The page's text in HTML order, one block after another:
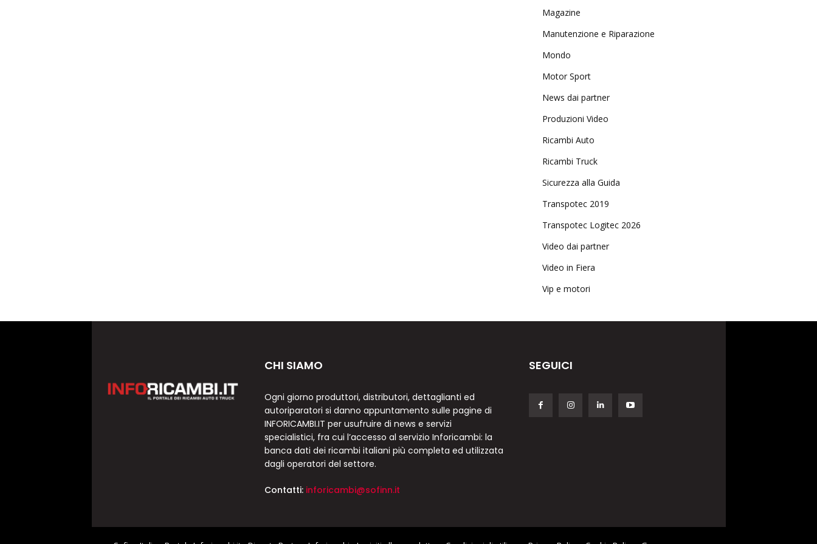
Magazine
Manutenzione e Riparazione
Mondo
Motor Sport
News dai partner
Produzioni Video
Ricambi Auto
Ricambi Truck
Sicurezza alla Guida
Transpotec 2019
Transpotec Logitec 2026
Video dai partner
Video in Fiera
Vip e motori
CHI SIAMO
Ogni giorno produttori, distributori, dettaglianti ed
autoriparatori si danno appuntamento sulle pagine di
INFORICAMBI.IT per usufruire di news e servizi
specialistici, fra cui l’accesso al servizio Inforicambi: la
banca dati dei ricambi italiani più completa ed utilizzata
dagli operatori del settore.
Contatti: inforicambi@sofinn.it
SEGUICI